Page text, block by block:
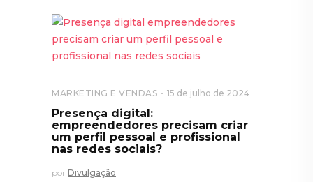
MARKETING E VENDAS 15 de julho de 2024
Presença digital:
empreendedores precisam criar
um perfil pessoal e profissional
nas redes sociais?
por Divulgação